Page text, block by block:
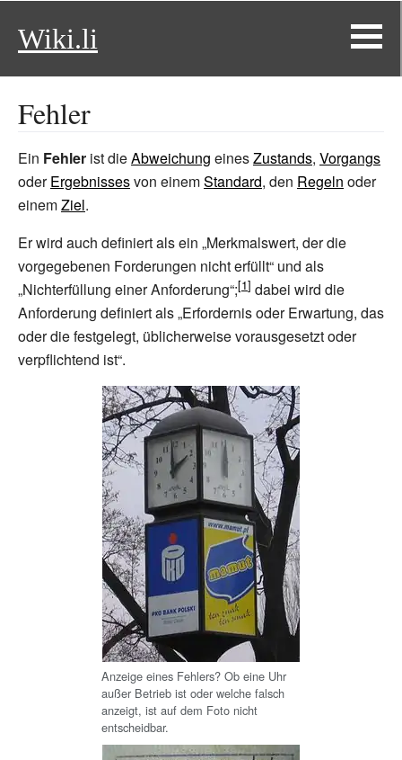
Wiki.li
Fehler
Ein Fehler ist dieAbweichung einesZustands, Vorgangs
oderErgebnissesvon einemStandard, den Regeln oder
einemZiel.
Er wird auch definiert als ein „Merkmalswert, der die
vorgegebenen Forderungen nicht erfüllt“ und als
„Nichterfüllung einer Anforderung“;
dabei wird die
Anforderung definiert als „Erfordernis oder Erwartung, das
oder die festgelegt, üblicherweise vorausgesetzt oder
verpflichtend ist“.
Anzeige eines Fehlers? Ob eine Uhr
außer Betrieb ist oder welche falsch
anzeigt, ist auf dem Foto nicht
entscheidbar.